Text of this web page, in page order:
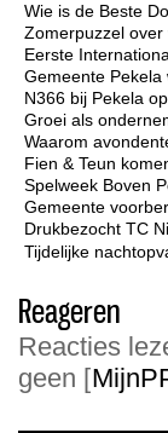
Wie is de Beste
Zomerpuzzel
Eerste
Gemeente
N366 bij Pekela
Groei als
Waarom
Fien & Teun
Spelweek Boven
Gemeente
Drukbezocht TC
Tijdelijke
Reageren
Reacties
geen [